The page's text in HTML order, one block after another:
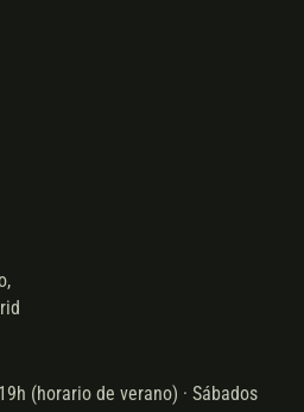
(horario de verano) · Sábados